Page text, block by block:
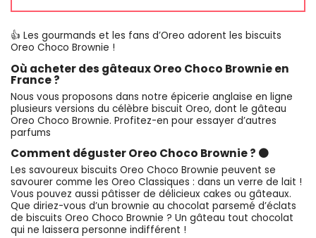
👍 Les gourmands et les fans d’Oreo adorent les biscuits
Oreo Choco Brownie !
Où acheter des gâteaux Oreo Choco Brownie en
France ?
Nous vous proposons dans notre épicerie anglaise en ligne
plusieurs versions du célèbre biscuit Oreo, dont le gâteau
Oreo Choco Brownie. Profitez-en pour essayer d’autres
parfums
Comment déguster Oreo Choco Brownie ? ⚫
Les savoureux biscuits Oreo Choco Brownie peuvent se
savourer comme les Oreo Classiques : dans un verre de lait !
Vous pouvez aussi pâtisser de délicieux cakes ou gâteaux.
Que diriez-vous d’un brownie au chocolat parsemé d’éclats
de biscuits Oreo Choco Brownie ? Un gâteau tout chocolat
qui ne laissera personne indifférent !